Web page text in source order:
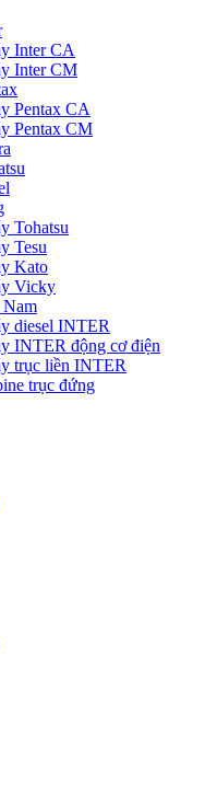
Inter CA
Inter CM
Pentax CA
Pentax CM
Tohatsu
Tesu
Kato
Vicky
diesel INTER
INTER động cơ điện
trục liền INTER
trục đứng